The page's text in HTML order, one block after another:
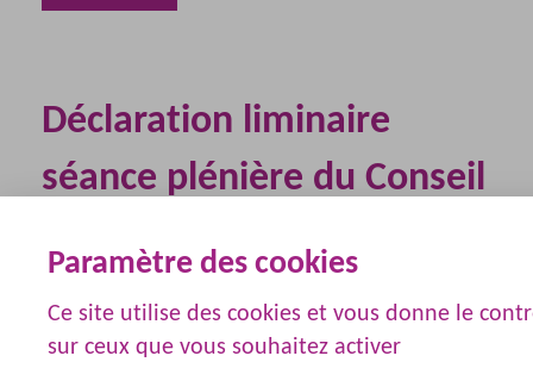
Déclaration liminaire
séance plénière du Conseil
Publique Hospitalière du
26 mars 2026 Fédération
Paramètre des cookies
Ce site utilise des cookies et vous donne le
sur ceux que vous souhaitez activer